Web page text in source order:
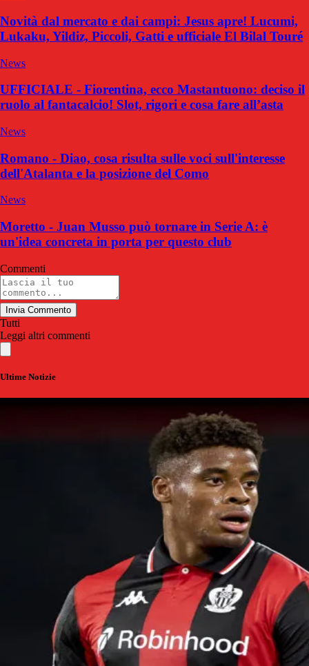
Novità dal mercato e dai campi: Jesus apre! Lucumi,
Lukaku, Yildiz, Piccoli, Gatti e ufficiale El Bilal Touré
News
UFFICIALE - Fiorentina, ecco Mastantuono: deciso il
ruolo al fantacalcio! Slot, rigori e cosa fare all’asta
News
Romano - Diao, cosa risulta sulle voci sull'interesse
dell'Atalanta e la posizione del Como
News
Moretto - Juan Musso può tornare in Serie A: è
un'idea concreta in porta per questo club
Commenti
Invia Commento
Tutti
Leggi altri commenti
Ultime Notizie